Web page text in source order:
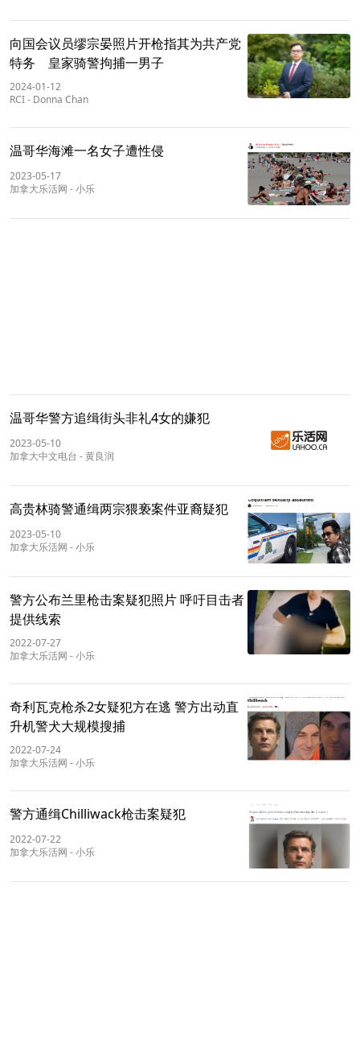
向国会议员缪宗晏照片开枪指其为共产党
特务 皇家骑警拘捕一男子
2024-01-12
RCI- Donna Chan
温哥华海滩一名女子遭性侵
2023-05-17
加拿大乐活网 -小乐
温哥华警方追缉街头非礼4女的嫌犯
2023-05-10
加拿大中文电台 -黄良润
高贵林骑警通缉两宗猥亵案件亚裔疑犯
2023-05-10
加拿大乐活网 -小乐
警方公布兰里枪击案疑犯照片 呼吁目击者
提供线索
2022-07-27
加拿大乐活网 -小乐
奇利瓦克枪杀2女疑犯方在逃 警方出动直
升机警犬大规模搜捕
2022-07-24
加拿大乐活网 -小乐
警方通缉Chilliwack枪击案疑犯
2022-07-22
加拿大乐活网 -小乐